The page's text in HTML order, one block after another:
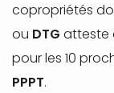
copropriétés
ou DTG atteste
pour les 10
PPPT.